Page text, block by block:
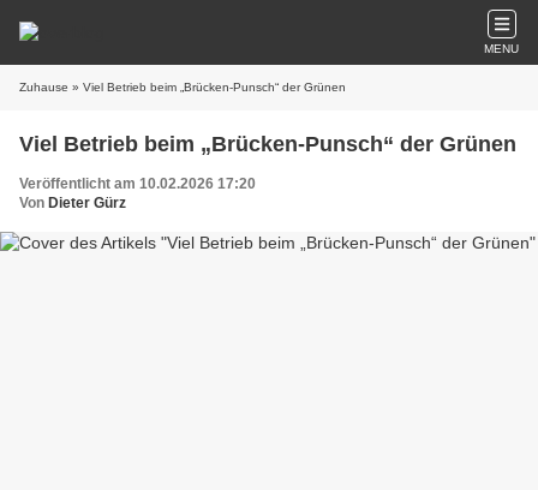
MENU
Zuhause » Viel Betrieb beim „Brücken-Punsch“ der Grünen
Viel Betrieb beim „Brücken-Punsch“ der Grünen
Veröffentlicht am 10.02.2026 17:20
Von Dieter Gürz